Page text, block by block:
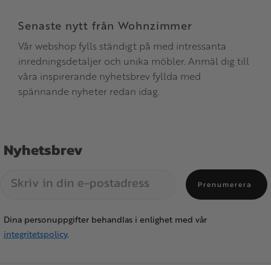
Senaste nytt från Wohnzimmer
Vår webshop fylls ständigt på med intressanta
inredningsdetaljer och unika möbler. Anmäl dig till
våra inspirerande nyhetsbrev fyllda med
spännande nyheter redan idag.
Nyhetsbrev
Prenumerera
Dina personuppgifter behandlas i enlighet med vår
integritetspolicy.